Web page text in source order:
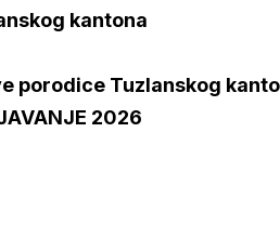
kantona
porodice Tuzlanskog
2026